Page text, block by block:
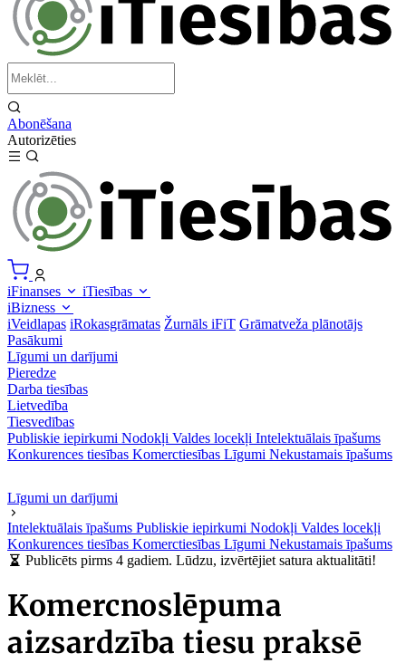
Abonēšana
Autorizēties
iFinanses
iTiesības
iBizness
iVeidlapas iRokasgrāmatas Žurnāls iFiT Grāmatveža plānotājs
Pasākumi
Līgumi un darījumi
Pieredze
Darba tiesības
Lietvedība
Tiesvedības
Publiskie iepirkumi Nodokļi Valdes locekļi Intelektuālais īpašums
Konkurences tiesības Komerctiesības Līgumi Nekustamais īpašums
Līgumi un darījumi
Intelektuālais īpašums Publiskie iepirkumi Nodokļi Valdes locekļi
Konkurences tiesības Komerctiesības Līgumi Nekustamais īpašums
Publicēts pirms 4 gadiem. Lūdzu, izvērtējiet satura aktualitāti!
Komercnoslēpuma
aizsardzība tiesu praksē